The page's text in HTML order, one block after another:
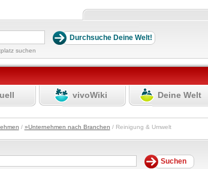
suchen
vivoWiki Deine Welt
/ »Unternehmen nach Branchen / Reinigung & Umwelt